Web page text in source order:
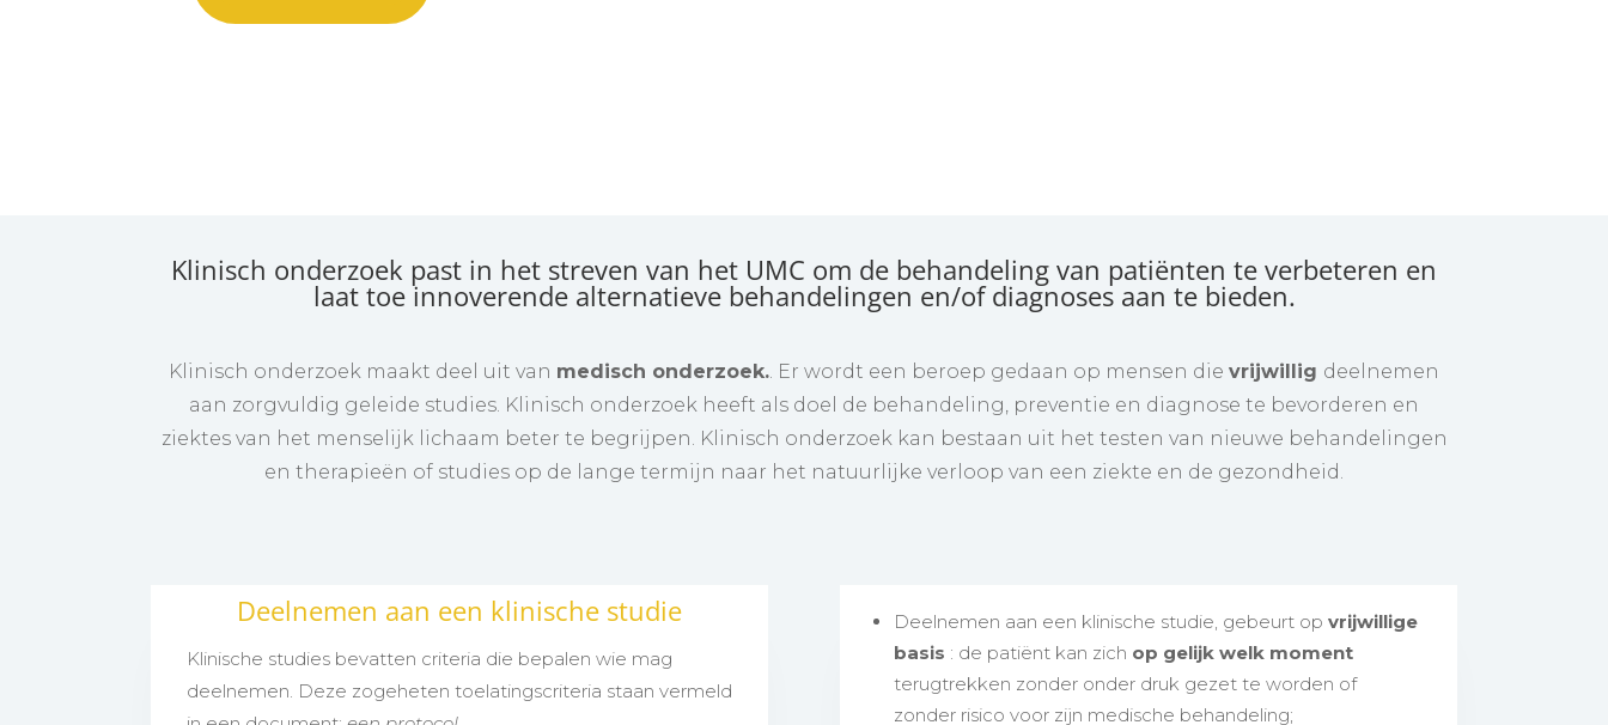
Klinisch onderzoek past in het streven van het UMC om de behandeling van patiënten te verbeteren en
laat toe innoverende alternatieve behandelingen en/of diagnoses aan te bieden.
Klinisch onderzoek maakt deel uit van medisch onderzoek.. Er wordt een beroep gedaan op mensen die vrijwillig deelnemen
aan zorgvuldig geleide studies. Klinisch onderzoek heeft als doel de behandeling, preventie en diagnose te bevorderen en
ziektes van het menselijk lichaam beter te begrijpen. Klinisch onderzoek kan bestaan uit het testen van nieuwe behandelingen
en therapieën of studies op de lange termijn naar het natuurlijke verloop van een ziekte en de gezondheid.
Deelnemen aan een klinische studie
Klinische studies bevatten criteria die bepalen wie mag
deelnemen. Deze zogeheten toelatingscriteria staan vermeld
Deelnemen aan een klinische studie, gebeurt op vrijwillige
basis : de patiënt kan zich op gelijk welk moment
terugtrekken zonder onder druk gezet te worden of
zonder risico voor zijn medische behandeling;